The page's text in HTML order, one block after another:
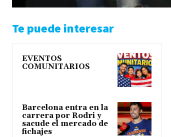
Te puede interesar
EVENTOS
COMUNITARIOS
Barcelona entra en la
carrera por Rodri y
sacude el mercado de
fichajes